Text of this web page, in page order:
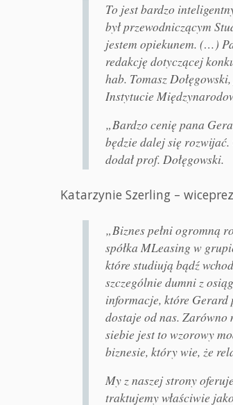
To jest bardzo
był przewodniczącym
jestem opiekunem. (…)
redakcję dotyczącej
hab. Tomasz
Instytucie
„Bardzo cenię pana
będzie dalej się
dodał prof. Dołęgowski.
Katarzynie Szerling –
„Biznes pełni ogromną
spółka MLeasing w
które studiują bądź
szczególnie dumni z
informacje, które Gerard
dostaje od nas. Zarówno
siebie jest to wzorowy
biznesie, który wie, że
My z naszej strony
traktujemy właściwie